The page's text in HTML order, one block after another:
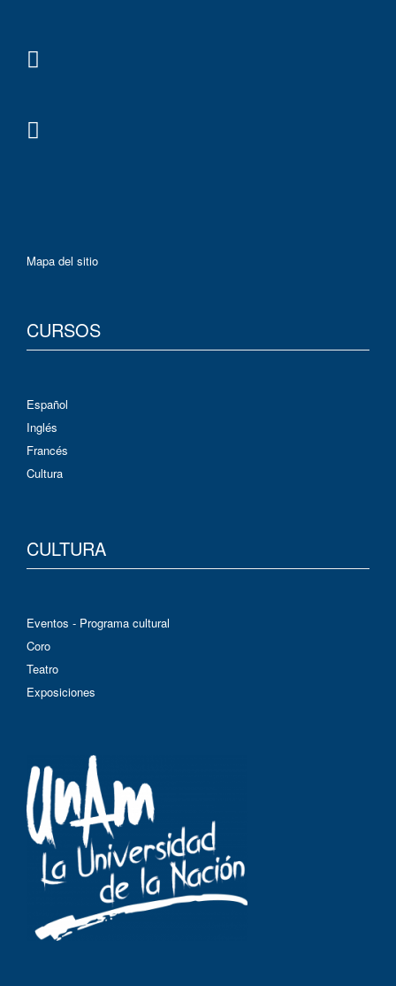
Mapa del sitio
CURSOS
Español
Inglés
Francés
Cultura
CULTURA
Eventos - Programa cultural
Coro
Teatro
Exposiciones